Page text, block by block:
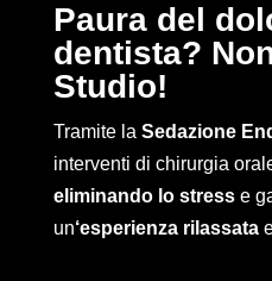
Paura del
dentista?
Studio!
Tramite la Sedazione
interventi di chirurgia
eliminando lo stresse
un‘esperienza rilassata